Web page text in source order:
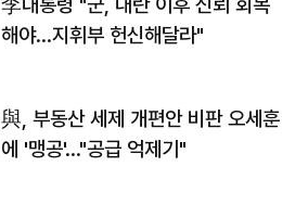
해야…지휘부 헌신해달라"
與, 부동산 세제 개편안 비판 오세훈
에 '맹공'…"공급 억제기"